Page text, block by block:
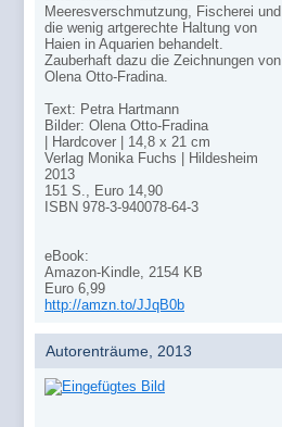
Meeresverschmutzung, Fischerei und
die wenig artgerechte Haltung von
Haien in Aquarien behandelt.
Zauberhaft dazu die Zeichnungen von
Olena Otto-Fradina.
Text: Petra Hartmann
Bilder: Olena Otto-Fradina
| Hardcover | 14,8 x 21 cm
Verlag Monika Fuchs | Hildesheim
2013
151 S., Euro 14,90
ISBN 978-3-940078-64-3
eBook:
Amazon-Kindle, 2154 KB
Euro 6,99
http://amzn.to/JJqB0b
Autorenträume, 2013